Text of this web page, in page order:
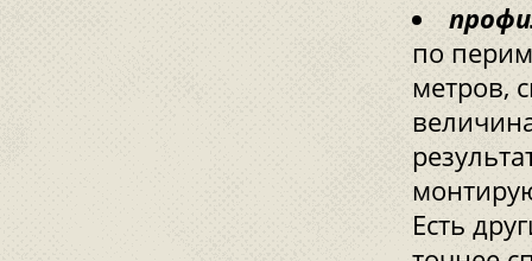
по
метров,
Есть